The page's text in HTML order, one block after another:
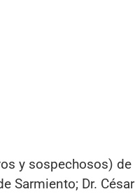
y sospechosos) de
Sarmiento; Dr. César